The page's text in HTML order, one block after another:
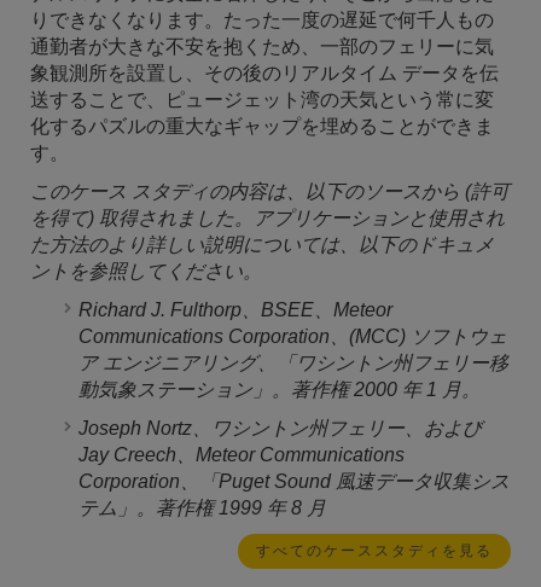
りできなくなります。たった一度の遅延で何千人もの
通勤者が大きな不安を抱くため、一部のフェリーに気
象観測所を設置し、その後のリアルタイム データを伝
送することで、ピュージェット湾の天気という常に変
化するパズルの重大なギャップを埋めることができま
す。
このケース スタディの内容は、以下のソースから (許可
を得て) 取得されました。アプリケーションと使用され
た方法のより詳しい説明については、以下のドキュメ
ントを参照してください。
Richard J. Fulthorp、BSEE、Meteor
Communications Corporation、(MCC) ソフトウェ
ア エンジニアリング、「ワシントン州フェリー移
動気象ステーション」。著作権 2000 年 1 月。
Joseph Nortz、ワシントン州フェリー、および
Jay Creech、Meteor Communications
Corporation、「Puget Sound 風速データ収集シス
テム」。著作権 1999 年 8 月
すべてのケーススタディを見る